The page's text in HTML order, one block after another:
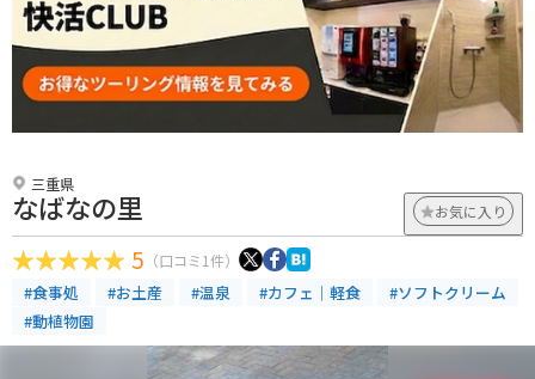
三重県
なばなの里 お気に入り
5 （口コミ1件）
#食事処 #お土産 #温泉 #カフェ｜軽食
#ソフトクリーム
#動植物園